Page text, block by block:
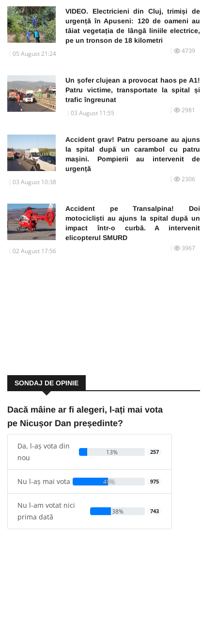
VIDEO. Electricieni din Cluj, trimiși de
urgență în Apuseni: 120 de oameni au
tăiat vegetația de lângă liniile electrice,
pe un tronson de 18 kilometri
05 August 21:24 4739
Un șofer clujean a provocat haos pe A1!
Patru victime, transportate la spital și
trafic îngreunat
03 August 11:55 2981
Accident grav! Patru persoane au ajuns
la spital după un carambol cu patru
mașini. Pompierii au intervenit de
urgență
03 August 10:38 2306
Accident pe Transalpina! Doi
motocicliști au ajuns la spital după un
impact într-o curbă. A intervenit
elicopterul SMURD
02 August 17:56 3967
SONDAJ DE OPINIE
Dacă mâine ar fi alegeri, l-ați mai vota
pe Nicușor Dan președinte?
Da, l-aș vota din
nou
13% 257
Nu l-aș mai vota 49% 975
Nu l-am votat nici
prima dată
38% 743